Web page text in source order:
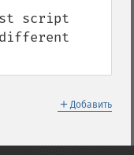
script
＋ Добавить